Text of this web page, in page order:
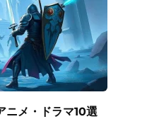
ニメ・ドラマ10選